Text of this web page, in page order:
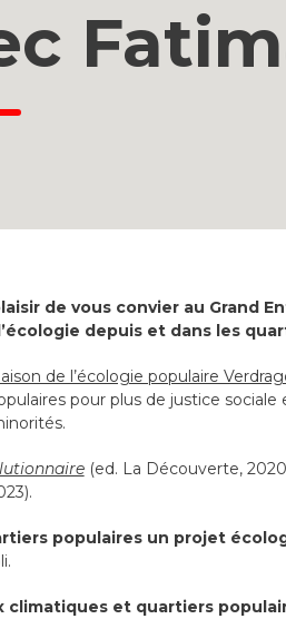
de vous convier au Grand
depuis et dans les
de l’écologie populaire
pour plus de justice sociale
(ed. La Découverte,
populaires un projet
et quartiers